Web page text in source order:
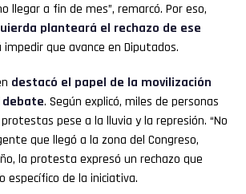
llegar a fin de mes”, remarcó. Por eso,
planteará el rechazo de ese
impedir que avance en Diputados.
destacó el papel de la movilización
. Según explicó, miles de personas
pese a la lluvia y la represión. “No
que llegó a la zona del Congreso,
la protesta expresó un rechazo que
específico de la iniciativa.